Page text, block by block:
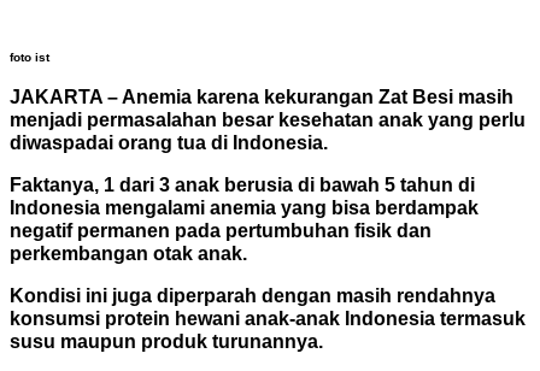
foto ist
JAKARTA – Anemia karena kekurangan Zat Besi masih
menjadi permasalahan besar kesehatan anak yang perlu
diwaspadai orang tua di Indonesia.
Faktanya, 1 dari 3 anak berusia di bawah 5 tahun di
Indonesia mengalami anemia yang bisa berdampak
negatif permanen pada pertumbuhan fisik dan
perkembangan otak anak.
Kondisi ini juga diperparah dengan masih rendahnya
konsumsi protein hewani anak-anak Indonesia termasuk
susu maupun produk turunannya.